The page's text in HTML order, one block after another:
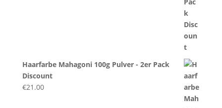
Haarfarbe Mahagoni 100g Pulver - 2er Pack
Discount
€21.00